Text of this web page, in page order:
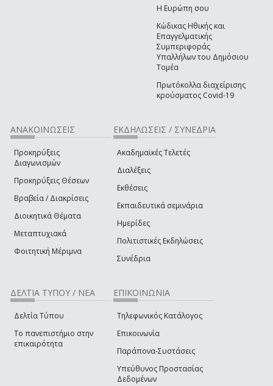
Η Ευρώπη σου
Κώδικας Ηθικής και
Επαγγελματικής
Συμπεριφοράς
Υπαλλήλων του Δημόσιου
Τομέα
Πρωτόκολλα διαχείρισης
κρούσματος Covid-19
ΑΝΑΚΟΙΝΩΣΕΙΣ
Προκηρύξεις
Διαγωνισμών
Προκηρύξεις Θέσεων
Βραβεία / Διακρίσεις
Διοικητικά Θέματα
Μεταπτυχιακά
Φοιτητική Μέριμνα
ΕΚΔΗΛΩΣΕΙΣ / ΣΥΝΕΔΡΙΑ
Ακαδημαϊκές Τελετές
Διαλέξεις
Εκθέσεις
Εκπαιδευτικά σεμινάρια
Ημερίδες
Πολιτιστικές Εκδηλώσεις
Συνέδρια
ΔΕΛΤΙΑ ΤΥΠΟΥ / ΝΕΑ
Δελτία Τύπου
Το πανεπιστήμιο στην
επικαιρότητα
ΕΠΙΚΟΙΝΩΝΙΑ
Τηλεφωνικός Κατάλογος
Επικοινωνία
Παράπονα-Συστάσεις
Υπεύθυνος Προστασίας
Δεδομένων